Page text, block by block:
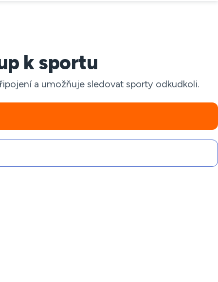
k sportu
a umožňuje sledovat sporty odkudkoli.